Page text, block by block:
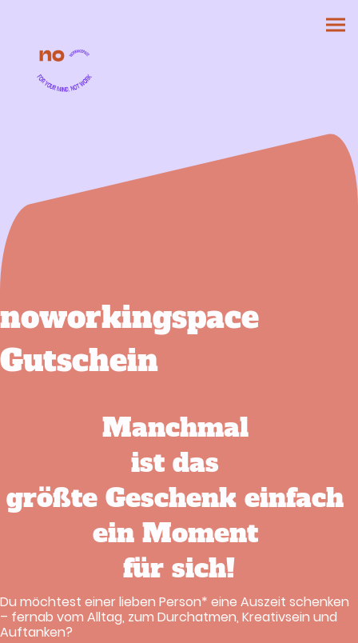
noworkingspace
Gutschein
Manchmal
ist das
größte Geschenk einfach
ein Moment
für sich!
Du möchtest einer lieben Person* eine Auszeit schenken
– fernab vom Alltag, zum Durchatmen, Kreativsein und
Auftanken?